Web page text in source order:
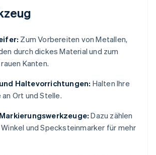
Zum Vorbereiten von Metallen,
durch dickes Material und zum
Kanten.
Haltevorrichtungen: Halten Ihre
Ort und Stelle.
Dazu zählen
und Specksteinmarker für mehr